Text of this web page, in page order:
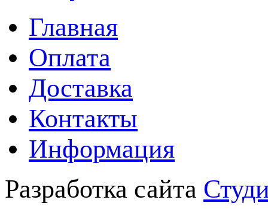
Главная
Оплата
Доставка
Контакты
Информация
Разработка сайта